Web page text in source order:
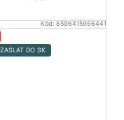
Kód:8596415966441
DO SK